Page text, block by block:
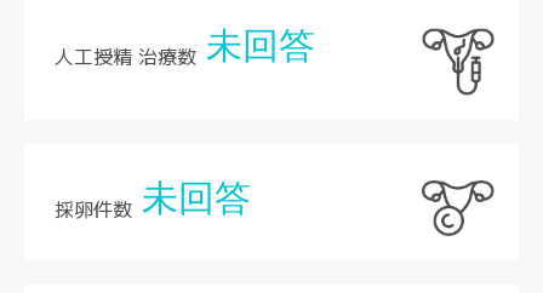
人工授精 治療数 未回答
採卵件数 未回答